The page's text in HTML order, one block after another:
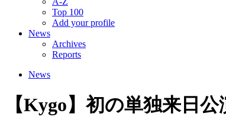
Top 100
Add your profile
News
Archives
Reports
News
【Kygo】初の単独来日